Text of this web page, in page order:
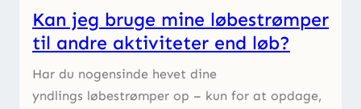
Kan jeg bruge mine løbestrømper
til andre aktiviteter end løb?
Har du nogensinde hevet dine
yndlings løbestrømper op – kun for at opdage,